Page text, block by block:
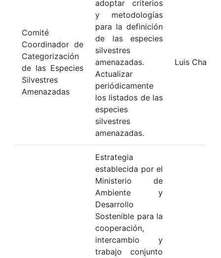
Comité
Coordinador de
Categorización
de las Especies
Silvestres
Amenazadas
adoptar criterios
y metodologías
para la definición
de las especies
silvestres
amenazadas.
Actualizar
periódicamente
los listados de las
especies
silvestres
amenazadas.
Luis
Estrategia
establecida por el
Ministerio de
Ambiente y
Desarrollo
Sostenible para la
cooperación,
intercambio y
trabajo conjunto